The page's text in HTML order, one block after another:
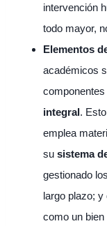
intervención
todo mayor,
Elementos
académicos
integral.
emplea
su sistema
gestionado
largo plazo;
como un